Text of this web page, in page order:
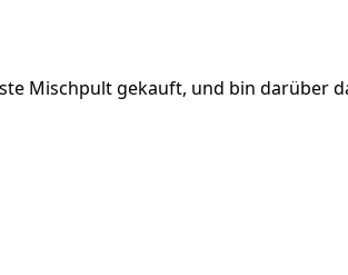
Mischpult gekauft, und bin darüber